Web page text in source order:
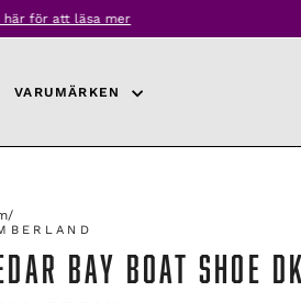
VARUMÄRKEN
/
BAY BOAT SHOE